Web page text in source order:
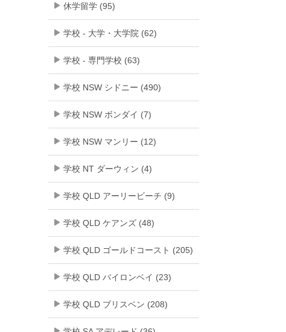
休学留学 (95)
学校 - 大学・大学院 (62)
学校 - 専門学校 (63)
学校 NSW シドニー (490)
学校 NSW ボンダイ (7)
学校 NSW マンリー (12)
学校 NT ダーウィン (4)
学校 QLD アーリービーチ (9)
学校 QLD ケアンズ (48)
学校 QLD ゴールドコースト (205)
学校 QLD バイロンベイ (23)
学校 QLD ブリスベン (208)